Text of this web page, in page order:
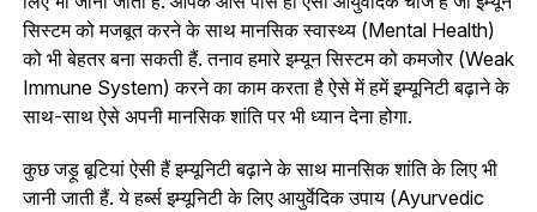
सिस्टम को मजबूत करने के साथ मानसिक स्वास्थ्य (Mental Health)
को भी बेहतर बना सकती हैं. तनाव हमारे इम्यून सिस्टम को कमजोर (Weak
Immune System) करने का काम करता है ऐसे में हमें इम्यूनिटी बढ़ाने के
साथ-साथ ऐसे अपनी मानसिक शांति पर भी ध्यान देना होगा.
कुछ जड़ू बूटियां ऐसी हैं इम्यूनिटी बढ़ाने के साथ मानसिक शांति के लिए भी
जानी जाती हैं. ये हर्ब्स इम्यूनिटी के लिए आयुर्वेदिक उपाय (Ayurvedic